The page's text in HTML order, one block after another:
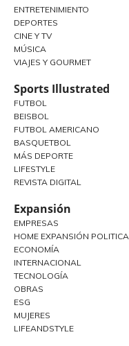
ENTRETENIMIENTO
DEPORTES
CINE Y TV
MÚSICA
VIAJES Y GOURMET
Sports Illustrated
FUTBOL
BEISBOL
FUTBOL AMERICANO
BASQUETBOL
MÁS DEPORTE
LIFESTYLE
REVISTA DIGITAL
Expansión
EMPRESAS
HOME EXPANSIÓN POLITICA
ECONOMÍA
INTERNACIONAL
TECNOLOGÍA
OBRAS
ESG
MUJERES
LIFEANDSTYLE